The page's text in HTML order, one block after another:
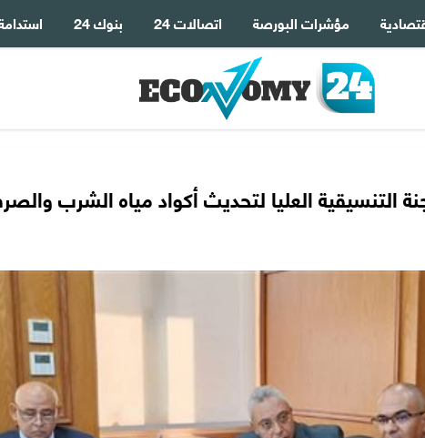
مؤشرات البورصة اتصالات 24 بنوك 24
التنسيقية العليا لتحديث أكواد مياه الشرب